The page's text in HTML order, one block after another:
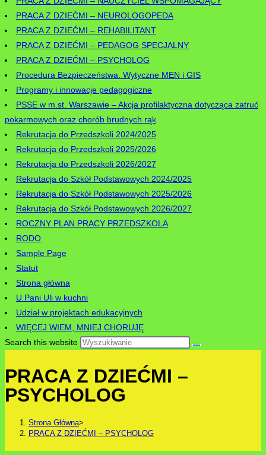
PRACA Z DZIEĆMI – NEUROLOGOPEDA
PRACA Z DZIEĆMI – REHABILITANT
PRACA Z DZIEĆMI – PEDAGOG SPECJALNY
PRACA Z DZIEĆMI – PSYCHOLOG
Procedura Bezpieczeństwa. Wytyczne MEN i GIS
Programy i innowacje pedagogiczne
PSSE w m.st. Warszawie – Akcja profilaktyczna dotycząca zatruć
pokarmowych oraz chorób brudnych rąk
Rekrutacja do Przedszkoli 2024/2025
Rekrutacja do Przedszkoli 2025/2026
Rekrutacja do Przedszkoli 2026/2027
Rekrutacja do Szkół Podstawowych 2024/2025
Rekrutacja do Szkół Podstawowych 2025/2026
Rekrutacja do Szkół Podstawowych 2026/2027
ROCZNY PLAN PRACY PRZEDSZKOLA
RODO
Sample Page
Statut
Strona główna
U Pani Uli w kuchni
Udział w projektach edukacyjnych
WIĘCEJ WIEM, MNIEJ CHORUJĘ
Search this website
PRACA Z DZIEĆMI –
PSYCHOLOG
Strona Główna>
PRACA Z DZIEĆMI – PSYCHOLOG